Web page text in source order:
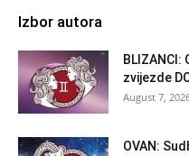
Izbor autora
BLIZANCI:
zvijezde
August 7,
OVAN: